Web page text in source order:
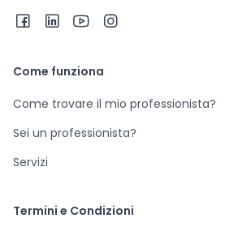
Come funziona
Come trovare il mio professionista?
Sei un professionista?
Servizi
Termini e Condizioni